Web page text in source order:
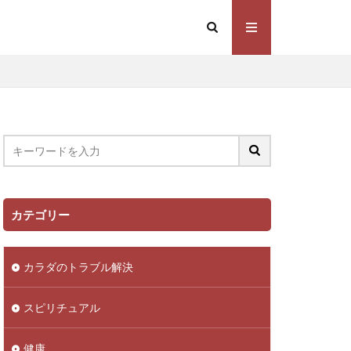
カテゴリー
カラダのトラブル解決
スピリチュアル
健康